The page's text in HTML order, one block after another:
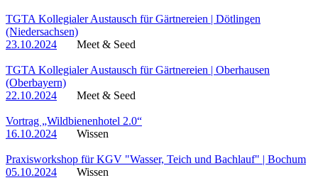
TGTA Kollegialer Austausch für Gärtnereien | Dötlingen
(Niedersachsen)
23.10.2024
Meet & Seed
TGTA Kollegialer Austausch für Gärtnereien | Oberhausen
(Oberbayern)
22.10.2024
Meet & Seed
Vortrag „Wildbienenhotel 2.0“
16.10.2024
Wissen
Praxisworkshop für KGV "Wasser, Teich und Bachlauf" | Bochum
05.10.2024
Wissen